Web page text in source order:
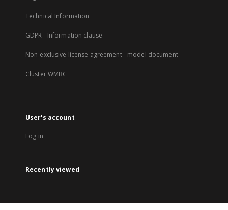
Technical Information
GDPR - Information clause
Non-exclusive license agreement - model document
Cluster WMBC
User's account
Log in
Recently viewed